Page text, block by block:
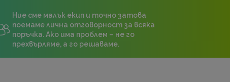
Ние сме малък екип и точно затова
поемаме лична отговорност за всяка
поръчка. Ако има проблем – не го
прехвърляме, а го решаваме.